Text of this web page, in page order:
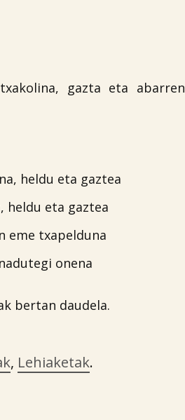
gazta eta abarren
heldu eta gaztea
heldu eta gaztea
eme txapelduna
onena
bertan daudela.
, Lehiaketak.